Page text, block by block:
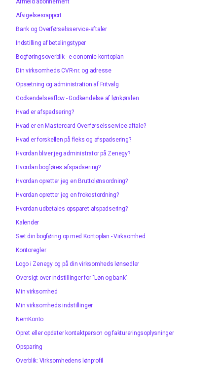
Afvigelsesrapport
Bank og Overførselsservice-aftaler
Indstilling af betalingstyper
Bogføringsoverblik - e-conomic-kontoplan
Din virksomheds CVR-nr. og adresse
Opsætning og administration af Fritvalg
Godkendelsesflow - Godkendelse af lønkørslen
Hvad er afspadsering?
Hvad er en Mastercard Overførselsservice-aftale?
Hvad er forskellen på fleks og afspadsering?
Hvordan bliver jeg administrator på Zenegy?
Hvordan bogføres afspadsering?
Hvordan opretter jeg en Bruttolønsordning?
Hvordan opretter jeg en frokostordning?
Hvordan udbetales opsparet afspadsering?
Kalender
Sæt din bogføring op med Kontoplan - Virksomhed
Kontoregler
Logo i Zenegy og på din virksomheds lønsedler
Oversigt over indstillinger for "Løn og bank"
Min virksomhed
Min virksomheds indstillinger
NemKonto
Opret eller opdater kontaktperson og faktureringsoplysninger
Opsparing
Overblik: Virksomhedens lønprofil